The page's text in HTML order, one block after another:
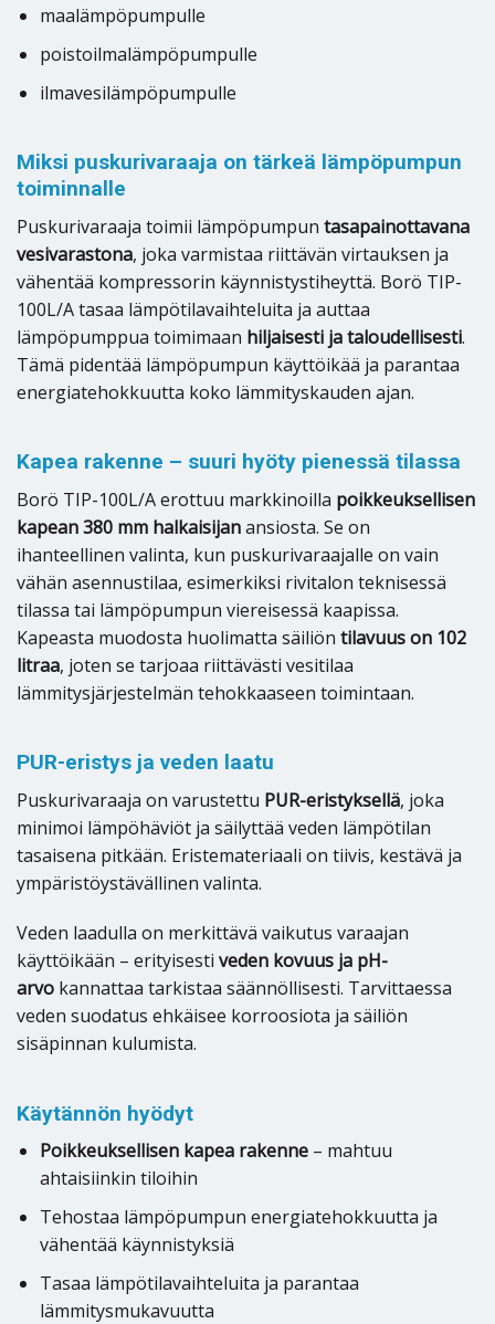
maalämpöpumpulle
poistoilmalämpöpumpulle
ilmavesilämpöpumpulle
Miksi puskurivaraaja on tärkeä lämpöpumpun
toiminnalle
Puskurivaraaja toimii lämpöpumpun tasapainottavana
vesivarastona, joka varmistaa riittävän virtauksen ja
vähentää kompressorin käynnistystiheyttä. Borö TIP-
100L/A tasaa lämpötilavaihteluita ja auttaa
lämpöpumppua toimimaan hiljaisesti ja taloudellisesti.
Tämä pidentää lämpöpumpun käyttöikää ja parantaa
energiatehokkuutta koko lämmityskauden ajan.
Kapea rakenne – suuri hyöty pienessä tilassa
Borö TIP-100L/A erottuu markkinoilla poikkeuksellisen
kapean 380 mm halkaisijanansiosta. Se on
ihanteellinen valinta, kun puskurivaraajalle on vain
vähän asennustilaa, esimerkiksi rivitalon teknisessä
tilassa tai lämpöpumpun viereisessä kaapissa.
Kapeasta muodosta huolimatta säiliön tilavuus on 102
litraa, joten se tarjoaa riittävästi vesitilaa
lämmitysjärjestelmän tehokkaaseen toimintaan.
PUR-eristys ja veden laatu
Puskurivaraaja on varustettu PUR-eristyksellä, joka
minimoi lämpöhäviöt ja säilyttää veden lämpötilan
tasaisena pitkään. Eristemateriaali on tiivis, kestävä ja
ympäristöystävällinen valinta.
Veden laadulla on merkittävä vaikutus varaajan
käyttöikään – erityisesti veden kovuus ja pH-
arvo kannattaa tarkistaa säännöllisesti. Tarvittaessa
veden suodatus ehkäisee korroosiota ja säiliön
sisäpinnan kulumista.
Käytännön hyödyt
Poikkeuksellisen kapea rakenne– mahtuu
ahtaisiinkin tiloihin
Tehostaa lämpöpumpun energiatehokkuutta ja
vähentää käynnistyksiä
Tasaa lämpötilavaihteluita ja parantaa
lämmitysmukavuutta